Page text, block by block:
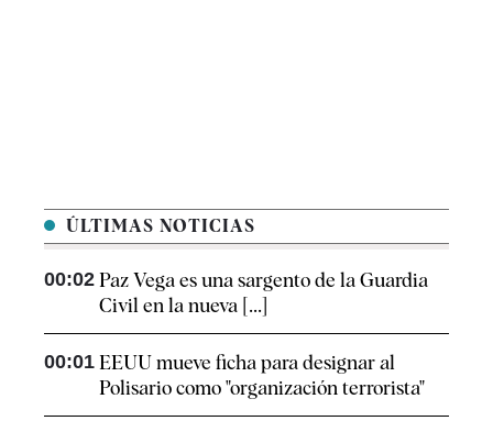
ÚLTIMAS NOTICIAS
00:02 Paz Vega es una sargento de la Guardia
Civil en la nueva [...]
00:01 EEUU mueve ficha para designar al
Polisario como "organización terrorista"